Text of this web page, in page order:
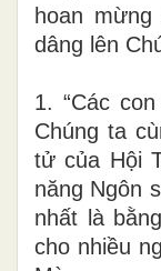
hoan
dâng lên
1. “Các
Chúng ta
tử của Hội
năng Ngôn
nhất là
cho nhiều